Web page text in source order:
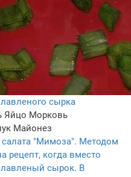
сырка
Яйцо Морковь
Майонез
салата "Мимоза". Методом
рецепт, когда вместо
сырок. В